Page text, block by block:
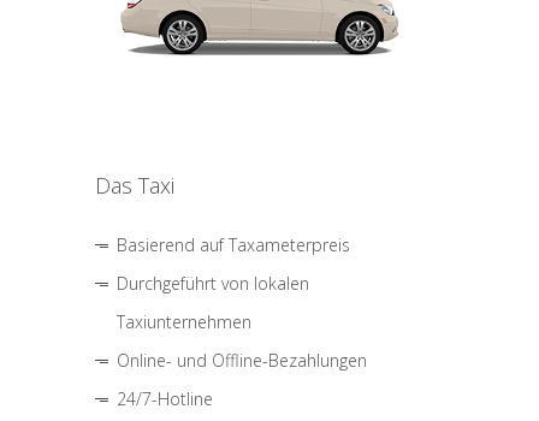
Das Taxi
Basierend auf Taxameterpreis
Durchgeführt von lokalen
Taxiunternehmen
Online- und Offline-Bezahlungen
24/7-Hotline